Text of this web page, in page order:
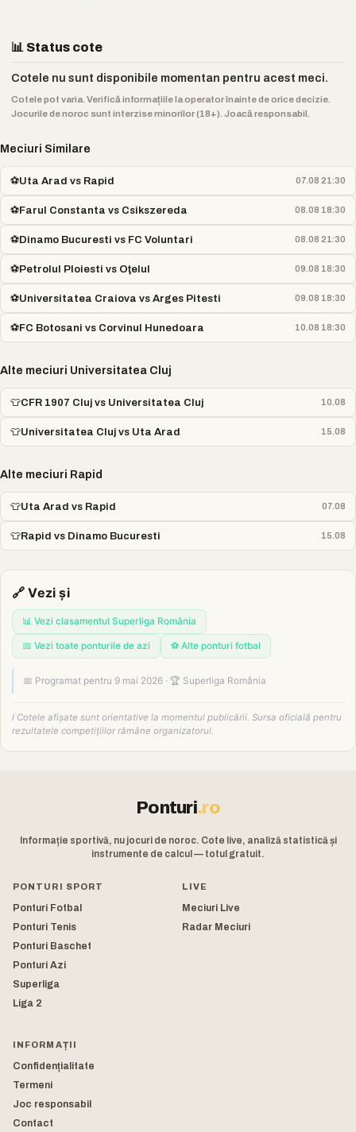
📊 Status cote
Cotele nu sunt disponibile momentan pentru acest meci.
Cotele pot varia. Verifică informațiile la operator înainte de orice decizie.
Jocurile de noroc sunt interzise minorilor (18+). Joacă responsabil.
Meciuri Similare
⚽Uta Arad vs Rapid 07.08 21:30
⚽Farul Constanta vs Csikszereda 08.08 18:30
⚽Dinamo Bucuresti vs FC Voluntari 08.08 21:30
⚽Petrolul Ploiesti vs Oţelul 09.08 18:30
⚽Universitatea Craiova vs Arges Pitesti 09.08 18:30
⚽FC Botosani vs Corvinul Hunedoara 10.08 18:30
Alte meciuri Universitatea Cluj
👕CFR 1907 Cluj vs Universitatea Cluj 10.08
👕Universitatea Cluj vs Uta Arad 15.08
Alte meciuri Rapid
👕Uta Arad vs Rapid 07.08
👕Rapid vs Dinamo Bucuresti 15.08
🔗 Vezi și
📊 Vezi clasamentul Superliga România
📅 Vezi toate ponturile de azi ⚽ Alte ponturi fotbal
📅 Programat pentru 9 mai 2026 · 🏆 Superliga România
ℹ️ Cotele afișate sunt orientative la momentul publicării. Sursa oficială pentru
rezultatele competițiilor rămâne organizatorul.
Ponturi.ro
Informație sportivă, nu jocuri de noroc. Cote live, analiză statistică și
instrumente de calcul — totul gratuit.
PONTURI SPORT
Ponturi Fotbal
Ponturi Tenis
Ponturi Baschet
Ponturi Azi
Superliga
Liga 2
LIVE
Meciuri Live
Radar Meciuri
INFORMAȚII
Confidențialitate
Termeni
Joc responsabil
Contact